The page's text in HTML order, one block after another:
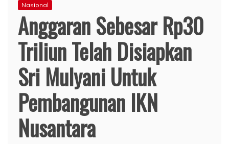
Nasional
Anggaran Sebesar Rp30
Triliun Telah Disiapkan
Sri Mulyani Untuk
Pembangunan IKN
Nusantara